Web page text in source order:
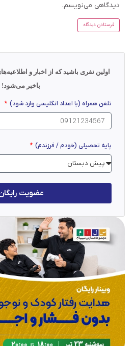
دیدگاهی می‌نویسم.
اولین نفری باشید که از اخبار و
باخبر می‌شود!
تلفن همراه (با اعداد انگلیسی وارد شود)
پایه تحصیلی (خودم / فرزندم)
عضویت